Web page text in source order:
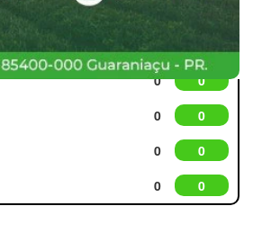
Cotações
0 0
0 0
0 0
0 0